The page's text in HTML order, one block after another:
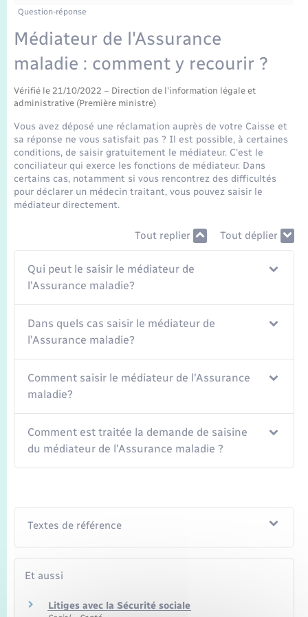
Etat-civil - Papiers - Citoyenneté
Mariage – PACS
Parrainage civil
Recensement
Loisirs
Nouvel habitant
Numérique
Organisation d’événement
Sécurité - Prévention
Transports scolaires
Voirie et espace public
Travaux - Autorisation d’occupation de l’espace
Compétences
Plan interactif
Présentation de la commune
Publications
La Communauté de communes
Question-réponse
Médiateur de l'Assurance
maladie : comment y recourir ?
Vérifié le 21/10/2022 – Direction de l'information légale et
administrative (Première ministre)
Vous avez déposé une réclamation auprès de votre Caisse et
sa réponse ne vous satisfait pas ? Il est possible, à certaines
conditions, de saisir gratuitement le médiateur. C'est le
conciliateur qui exerce les fonctions de médiateur. Dans
certains cas, notamment si vous rencontrez des difficultés
pour déclarer un médecin traitant, vous pouvez saisir le
médiateur directement.
Tout replier Tout déplier
Qui peut le saisir le médiateur de
l'Assurance maladie?
Dans quels cas saisir le médiateur de
l'Assurance maladie?
Comment saisir le médiateur de l'Assurance
maladie?
Comment est traitée la demande de saisine
du médiateur de l'Assurance maladie ?
Textes de référence
Et aussi
Litiges avec la Sécurité sociale